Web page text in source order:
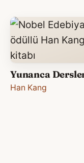
Yunanca
Han Kang